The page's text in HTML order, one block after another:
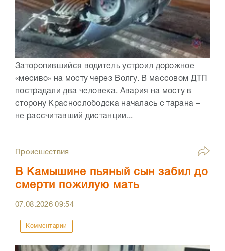
Заторопившийся водитель устроил дорожное
«месиво» на мосту через Волгу. В массовом ДТП
пострадали два человека. Авария на мосту в
сторону Краснослободска началась с тарана –
не рассчитавший дистанции...
Происшествия
В Камышине пьяный сын забил до
смерти пожилую мать
07.08.202609:54
Комментарии